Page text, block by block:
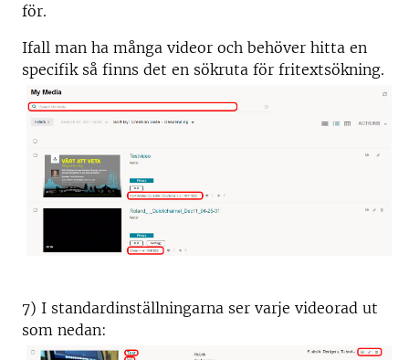
för.
Ifall man ha många videor och behöver hitta en
specifik så finns det en sökruta för fritextsökning.
7) I standardinställningarna ser varje videorad ut
som nedan: